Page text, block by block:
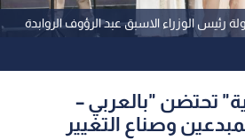
رئيس الوزراء الاسبق عبد الرؤوف الروابدة
تحتضن "بالعربي –
وصناع التغيير